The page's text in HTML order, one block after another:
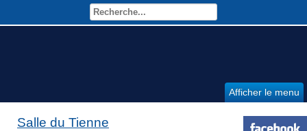
Afficher le menu
Salle du Tienne